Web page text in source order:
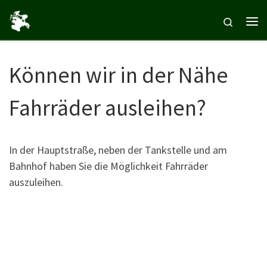
Zum Inhalt springen
Search
Können wir in der Nähe
Fahrräder ausleihen?
In der Hauptstraße, neben der Tankstelle und am
Bahnhof haben Sie die Möglichkeit Fahrräder
auszuleihen.